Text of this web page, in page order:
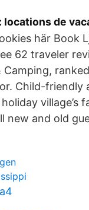
locations de
här Book
62 traveler
Camping,
Child-friendly
new and old